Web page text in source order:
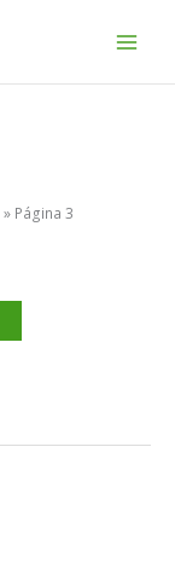
» Página 3